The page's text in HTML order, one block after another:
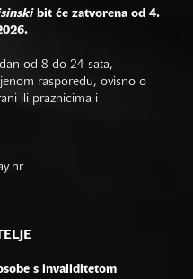
bit će zatvorena od 4.
od 8 do 24 sata,
rasporedu, ovisno o
ili praznicima i
s invaliditetom